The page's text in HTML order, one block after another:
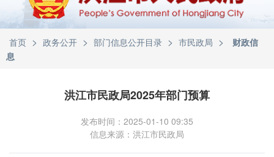
首页 > 政务公开 > 部门信息公开目录 > 市民政局 >
财政信
息
洪江市民政局2025年部门预算
发布时间：2025-01-10 09:35
信息来源：洪江市民政局